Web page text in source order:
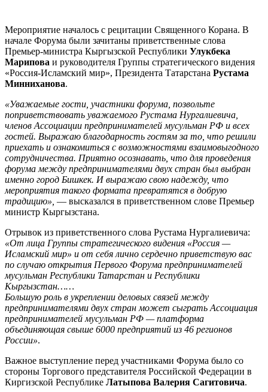
Мероприятие началось с рецитации Священного Корана. В
начале Форума были зачитаны приветственные слова
Премьер-министра Кыргызской Республики Улукбека
Марипова и руководителя Группы стратегического видения
«Россия-Исламский мир», Президента Татарстана Рустама
Минниханова.
«Уважаемые гости, участники форума, позвольте
поприветствовать уважаемого Рустама Нургалиевича,
членов Ассоциации предпринимателей мусульман РФ и всех
гостей. Выражаю благодарность гостям за то, что решили
приехать и ознакомиться с возможностями взаимовыгодного
сотрудничества. Приятно осознавать, что для проведения
форума между предпринимателями двух стран был выбран
именно город Бишкек. И выражаю свою надежду, что
мероприятия такого формата превратятся в добрую
традицию», — высказался в приветственном слове Премьер
министр Кыргызстана.
Отрывок из приветственного слова Рустама Нургалиевича:
«От лица Группы стратегического видения «Россия —
Исламский мир» и от себя лично сердечно приветствую вас
по случаю открытия Первого Форума предпринимателей
мусульман Республики Татарстан и Республики
Кыргызстан……
Большую роль в укреплении деловых связей между
предпринимателями двух стран может сыграть Ассоциация
предпринимателей мусульман РФ — платформа
объединяющая свыше 6000 предприятий из 46 регионов
России».
Важное выступление перед участниками Форума было со
стороны Торгового представителя Российской Федерации в
Киргизской Республике Латыпова Валерия Сагитовича.